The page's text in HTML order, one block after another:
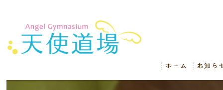
ホーム お知ら